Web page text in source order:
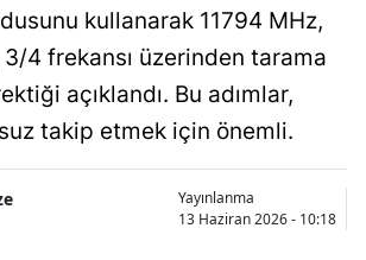
kullanarak 11794 MHz,
4 frekansı üzerinden tarama
açıklandı. Bu adımlar,
takip etmek için önemli.
Yayınlanma
13 Haziran 2026 - 10:18